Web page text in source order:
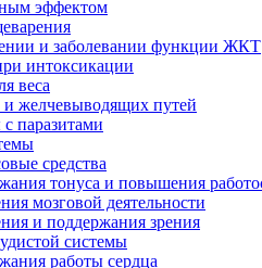
эффектом
и заболевании функции ЖКТ
интоксикации
веса
и желчевыводящих путей
паразитами
средства
тонуса и повышения
мозговой деятельности
и поддержания зрения
системы
работы сердца